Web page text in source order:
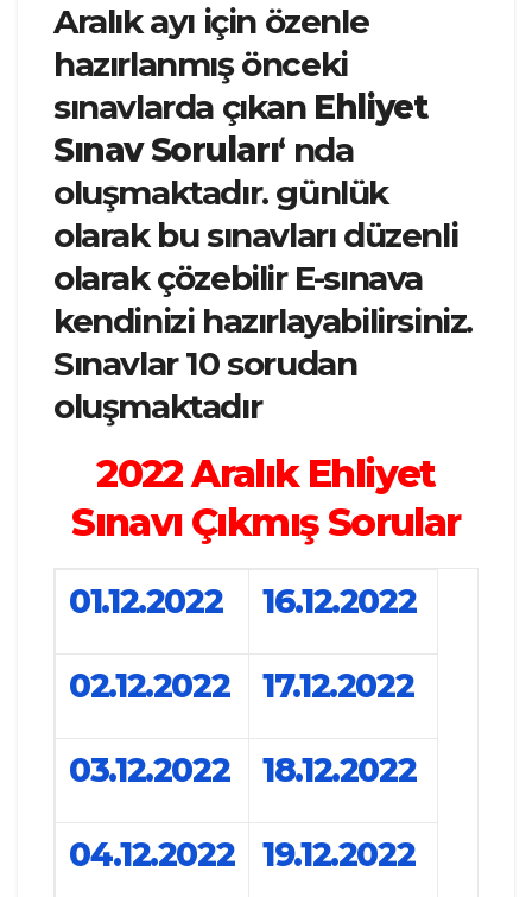
Aralık ayı için özenle
hazırlanmış önceki
sınavlarda çıkan Ehliyet
Sınav Soruları‘ nda
oluşmaktadır. günlük
olarak bu sınavları düzenli
olarak çözebilir E-sınava
kendinizi hazırlayabilirsiniz.
Sınavlar 10 sorudan
oluşmaktadır
2022 Aralık Ehliyet
Sınavı Çıkmış Sorular
01.12.2022 16.12.2022
02.12.2022 17.12.2022
03.12.2022 18.12.2022
04.12.2022 19.12.2022